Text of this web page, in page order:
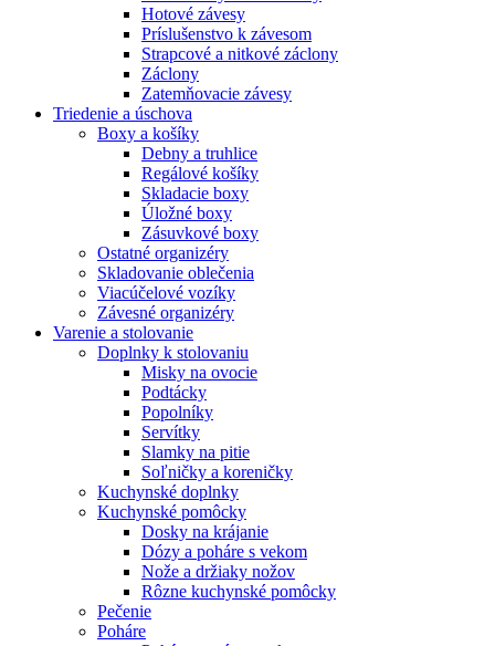
Hotové závesy
Príslušenstvo k závesom
Strapcové a nitkové záclony
Záclony
Zatemňovacie závesy
Triedenie a úschova
Boxy a košíky
Debny a truhlice
Regálové košíky
Skladacie boxy
Úložné boxy
Zásuvkové boxy
Ostatné organizéry
Skladovanie oblečenia
Viacúčelové vozíky
Závesné organizéry
Varenie a stolovanie
Doplnky k stolovaniu
Misky na ovocie
Podtácky
Popolníky
Servítky
Slamky na pitie
Soľničky a koreničky
Kuchynské doplnky
Kuchynské pomôcky
Dosky na krájanie
Dózy a poháre s vekom
Nože a držiaky nožov
Rôzne kuchynské pomôcky
Pečenie
Poháre